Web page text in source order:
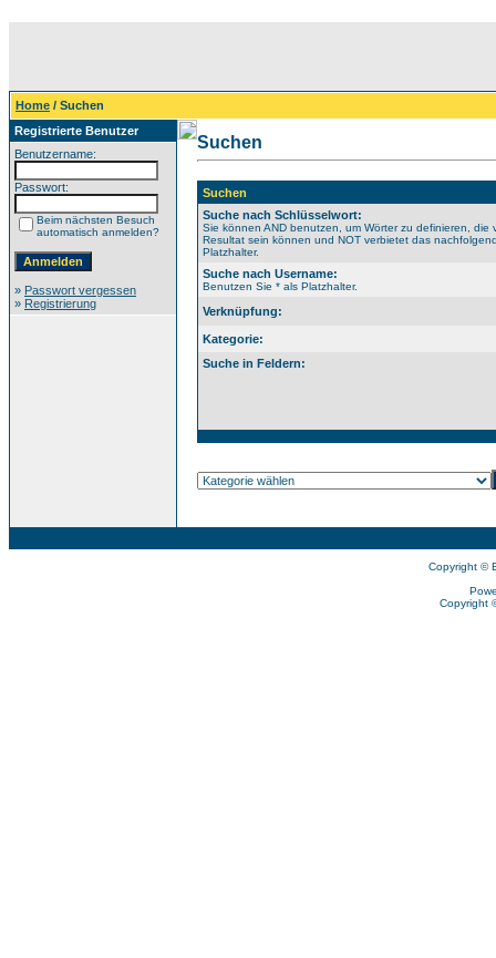
Home / Suchen
Registrierte Benutzer
Benutzername:
Passwort:
Beim nächsten Besuch
automatisch anmelden?
» Passwort vergessen
» Registrierung
Suchen
Suchen
Suche nach Schlüsselwort:
Sie können AND benutzen, um Wörter zu definieren, die
Resultat sein können und NOT verbietet das
Platzhalter.
Suche nach Username:
Benutzen Sie * als Platzhalter.
Verknüpfung:
Kategorie:
Suche in Feldern:
Copyright ©
Copyright